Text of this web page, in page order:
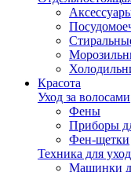
Красота
Уход за волосами
Фены
Приборы
Фен-щетки
Техника для
Машинки